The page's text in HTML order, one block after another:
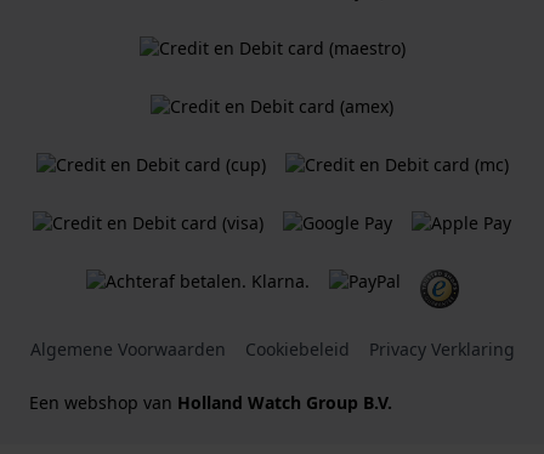
Algemene Voorwaarden Cookiebeleid Privacy Verklaring
Een webshop van Holland Watch Group B.V.